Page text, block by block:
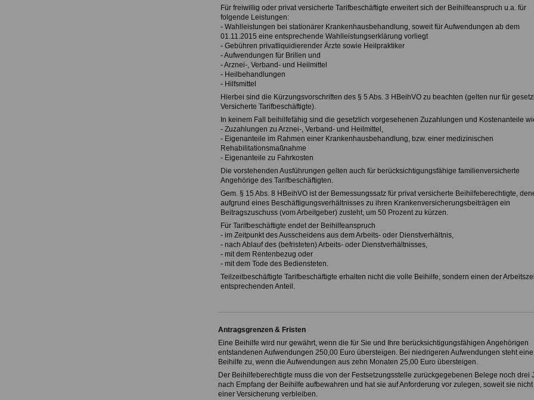
Für freiwillig oder privat versicherte Tarifbeschäftigte erweitert sich der Beihilfeanspruch u.a. für
folgende Leistungen:
- Wahlleistungen bei stationärer Krankenhausbehandlung, soweit für Aufwendungen ab dem
01.11.2015 eine entsprechende Wahlleistungserklärung vorliegt
- Gebühren privatliquidierender Ärzte sowie Heilpraktiker
- Aufwendungen für Brillen und
- Arznei-, Verband- und Heilmittel
- Heilbehandlungen
- Hilfsmittel
Hierbei sind die Kürzungsvorschriften des § 5 Abs. 3 HBeihVO zu beachten (gelten nur für
Versicherte Tarifbeschäftigte).
In keinem Fall beihilfefähig sind die gesetzlich vorgesehenen Zuzahlungen und Kostenanteile
- Zuzahlungen zu Arznei-, Verband- und Heilmittel,
- Eigenanteile im Rahmen einer Krankenhausbehandlung, bzw. einer medizinischen
Rehabilitationsmaßnahme
- Eigenanteile zu Fahrkosten
Die vorstehenden Ausführungen gelten auch für berücksichtigungsfähige familienversicherte
Angehörige des Tarifbeschäftigten.
Gem. § 15 Abs. 8 HBeihVO ist der Bemessungssatz für privat versicherte Beihilfeberechtigte,
aufgrund eines Beschäftigungsverhältnisses zu ihren Krankenversicherungsbeiträgen ein
Beitragszuschuss (vom Arbeitgeber) zusteht, um 50 Prozent zu kürzen.
Für Tarifbeschäftigte endet der Beihilfeanspruch
- im Zeitpunkt des Ausscheidens aus dem Arbeits- oder Dienstverhältnis,
- nach Ablauf des (befristeten) Arbeits- oder Dienstverhältnisses,
- mit dem Rentenbezug oder
- mit dem Tode des Bediensteten.
Teilzeitbeschäftigte Tarifbeschäftigte erhalten nicht die volle Beihilfe, sondern einen der
entsprechenden Anteil.
Antragsgrenzen & Fristen
Eine Beihilfe wird nur gewährt, wenn die für Sie und Ihre berücksichtigungsfähigen Angehörigen
entstandenen Aufwendungen 250,00 Euro übersteigen. Bei niedrigeren Aufwendungen steht eine
Beihilfe zu, wenn die Aufwendungen aus zehn Monaten 25,00 Euro übersteigen.
Der Beihilfeberechtigte muss die von der Festsetzungsstelle zurückgegebenen Belege noch drei
nach Empfang der Beihilfe aufbewahren und hat sie auf Anforderung vor zulegen, soweit sie nicht
einer Versicherung verbleiben.